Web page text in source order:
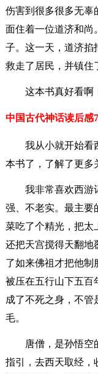
伤害到很多很多无辜
面住着一位道济和尚
子。这一天，道济掐
救走了居民，并镇住
这本书真好看啊
中国古代神话读后感7
我从小就开始看
本书了，了解了更多
我非常喜欢西游
强、不老实。最主要
菜吃了个精光，把太
还把天宫搅得天翻地
了如来佛祖才把他制
被压在五行山下五百
成了不死之身，不管
毛。
唐僧，是孙悟空
指引，去西天取经，